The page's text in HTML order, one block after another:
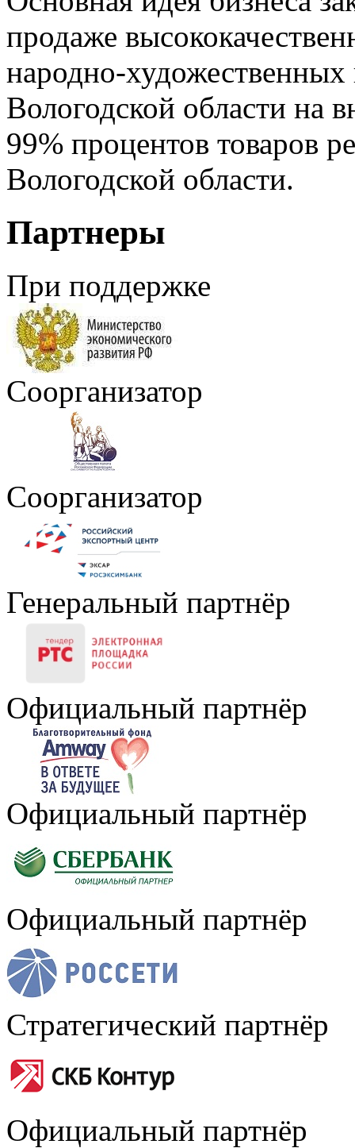
продаже
народно-
Вологодской области на
99% процентов товаров
Вологодской области.
Партнеры
При поддержке
Соорганизатор
Соорганизатор
Генеральный партнёр
Официальный партнёр
Официальный партнёр
Официальный партнёр
Стратегический партнёр
Официальный партнёр